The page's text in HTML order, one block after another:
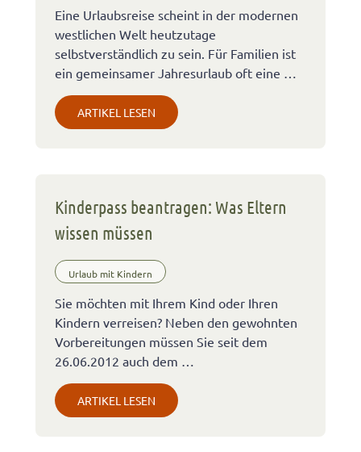
Eine Urlaubsreise scheint in der modernen
westlichen Welt heutzutage
selbstverständlich zu sein. Für Familien ist
ein gemeinsamer Jahresurlaub oft eine …
ARTIKEL LESEN
Kinderpass beantragen: Was Eltern
wissen müssen
Urlaub mit Kindern
Sie möchten mit Ihrem Kind oder Ihren
Kindern verreisen? Neben den gewohnten
Vorbereitungen müssen Sie seit dem
26.06.2012 auch dem …
ARTIKEL LESEN